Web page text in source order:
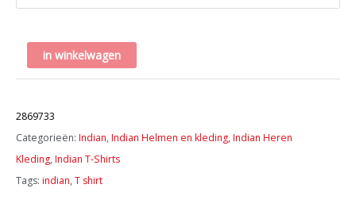
Indian
Men's
t
shirt
aantal
in winkelwagen
2869733
Categorieën: Indian,Indian Helmen en kleding,Indian Heren
Kleding,Indian T-Shirts
Tags: indian,T shirt